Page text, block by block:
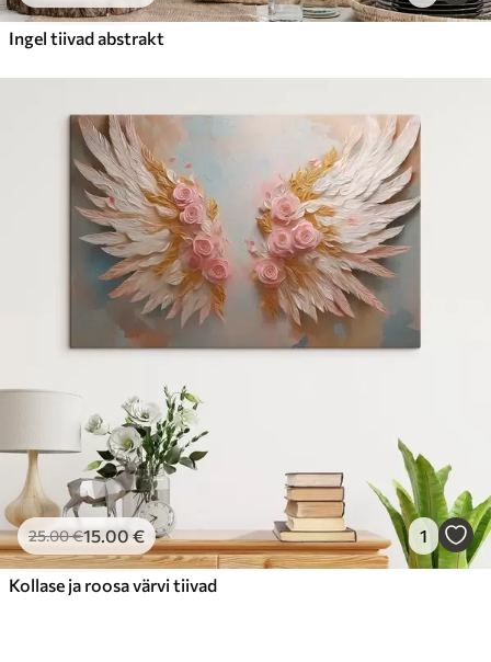
Ingel tiivad abstrakt
25.00€15.00€ 1
Kollase ja roosa värvi tiivad